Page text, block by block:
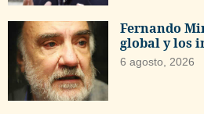
Fernando
global y los
6 agosto, 2026